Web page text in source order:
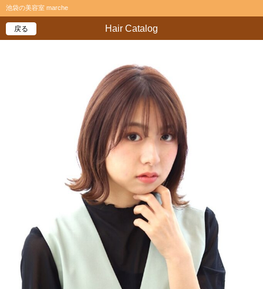
池袋の美容室 marche
Hair Catalog
戻る